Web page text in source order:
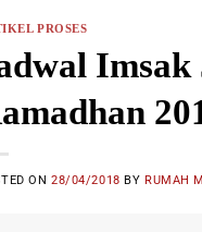
PROSES
Imsak
ON28/04/2018 BY RUMAH